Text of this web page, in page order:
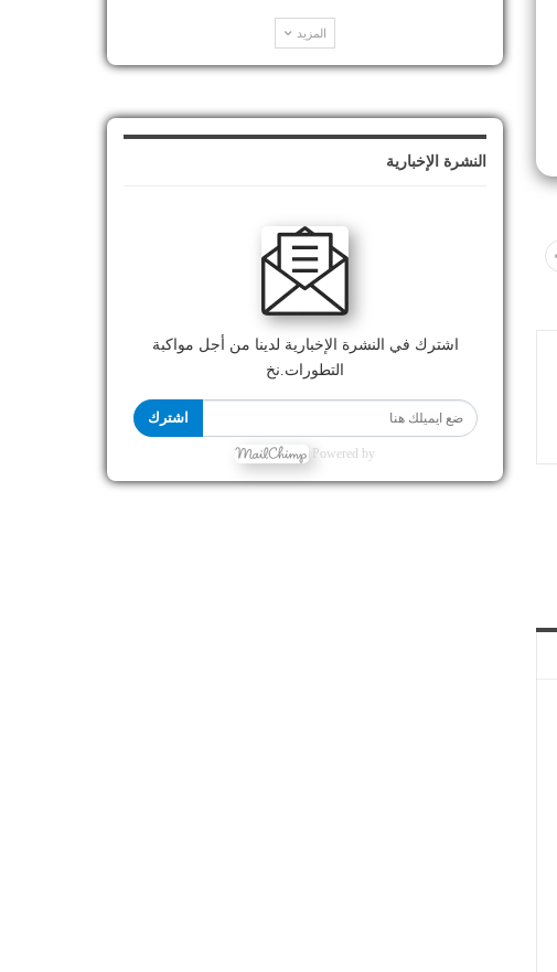
المزيد
النشرة الإخبارية
اشترك في النشرة الإخبارية لدينا من أجل مواكبة
التطورات.نخ
اشترك
Powered by